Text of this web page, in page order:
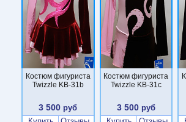
Костюм фигуриста
Twizzle KB-31b
3 500 руб
Костюм фигуриста
Twizzle KB-31c
3 500 руб